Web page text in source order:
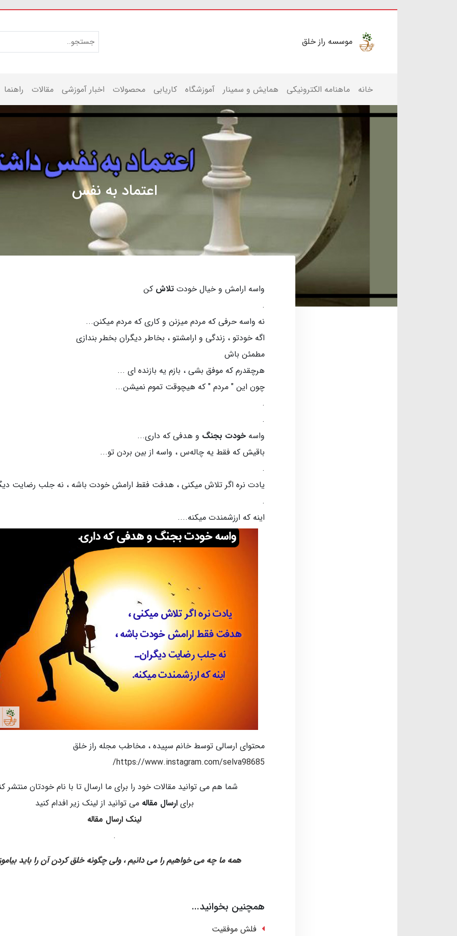
موسسه راز خلق
خانه ماهنامه الکترونیکی همایش و سمینار آموزشگاه کاریابی محصولات اخبار آموزشی مقالات راهنما
اعتماد به نفس
واسه ارامش و خیال خودت تلاش کن
.
نه واسه حرفی که مردم میزنن و کاری که مردم میکنن...
اگه خودتو ، زندگی و ارامشتو ، بخاطر دیگران بخطر بندازی
مطمئن باش
هرچقدرم که موفق بشی ، بازم یه بازنده ای ...
چون این " مردم " که هیچوقت تموم نمیشن...
.
.
واسه خودت بجنگ و هدفی که داری...
باقیش که فقط یه چاله‌س ، واسه از بین بردن تو...
.
یادت نره اگر تلاش میکنی ، هدفت فقط ارامش خودت باشه ، نه جلب رضایت
.
اینه که ارزشمندت میکنه....
محتوای ارسالی توسط خانم سپیده ، مخاطب مجله راز خلق
https://www.instagram.com/selva98685/
شما هم می توانید مقالات خود را برای ما ارسال تا با نام خودتان منتشر
برایارسال مقاله می توانید از لینک زیر افدام کنید
لینک ارسال مقاله
.
همه ما چه می خواهیم را می دانیم ، ولی چگونه خلق کردن آن را باید
همچنین بخوانید...
فلش موفقیت